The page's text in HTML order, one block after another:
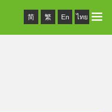
简 繁 En ไทย Toggle